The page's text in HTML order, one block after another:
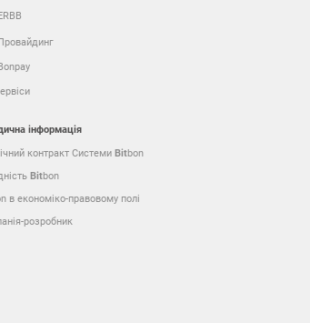
інформація
контракт СистемиBitbon
Bitbon
в економіко-правовому полі
розробник